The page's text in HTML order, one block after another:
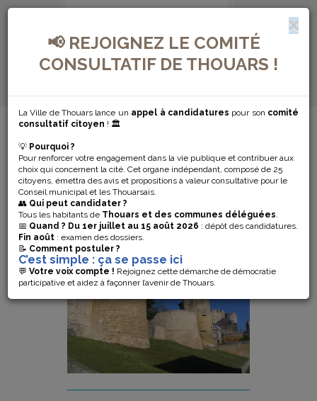
📢 REJOIGNEZ LE COMITÉ
CONSULTATIF DE THOUARS !
La Ville de Thouars lance un appel à candidatures pour son comité
consultatif citoyen ! 🏛️
💡 Pourquoi ?
Pour renforcer votre engagement dans la vie publique et contribuer aux
choix qui concernent la cité. Cet organe indépendant, composé de 25
citoyens, émettra des avis et propositions à valeur consultative pour le
Conseil municipal et les Thouarsais.
👥 Qui peut candidater ?
Tous les habitants de Thouars et des communes déléguées.
📅 Quand ? Du 1er juillet au 15 août 2026 : dépôt des candidatures.
Fin août : examen des dossiers.
📝 Comment postuler ?
C’est simple : ça se passe ici
💬 Votre voix compte ! Rejoignez cette démarche de démocratie
participative et aidez à façonner l’avenir de Thouars.
MENU DE NAVIGATION...
MURAILLE